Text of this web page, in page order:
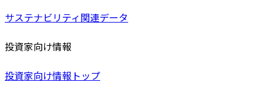
サステナビリティ関連データ
投資家向け情報
投資家向け情報トップ